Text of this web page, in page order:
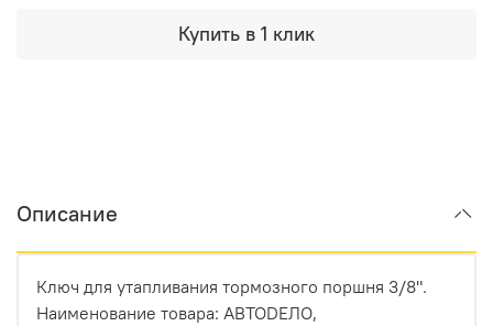
Купить в 1 клик
Описание
Ключ для утапливания тормозного поршня 3/8".
Наименование товара: АВТОDЕЛО,